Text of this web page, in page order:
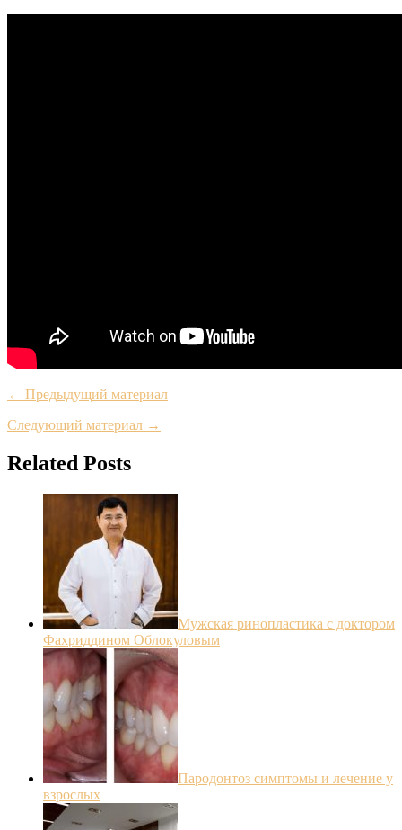
← Предыдущий материал
Следующий материал →
Related Posts
Мужская ринопластика с доктором
Фахриддином Облокуловым
Пародонтоз симптомы и лечение у
взрослых